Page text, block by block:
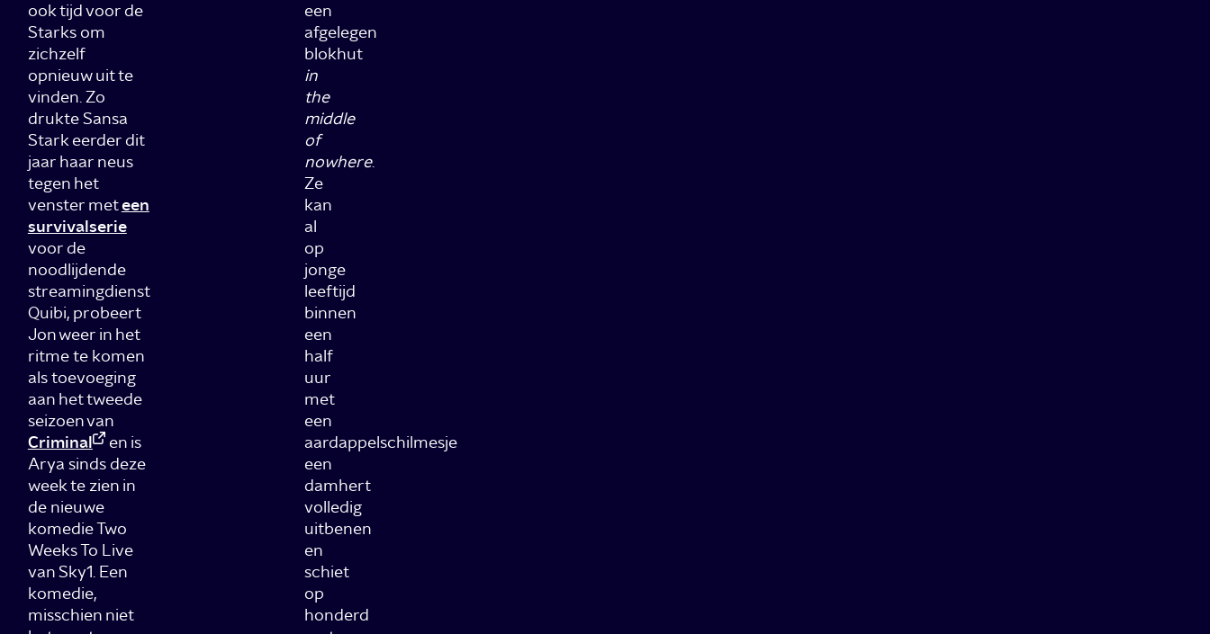
ook tijd voor de
Starks om
zichzelf
opnieuw uit te
vinden. Zo
drukte Sansa
Stark eerder dit
jaar haar neus
tegen het
venster meteen
survivalserie
voor de
noodlijdende
streamingdienst
Quibi, probeert
Jon weer in het
ritme te komen
als toevoeging
aan het tweede
seizoen van
Criminal
en is
Arya sinds deze
week te zien in
de nieuwe
komedie Two
Weeks To Live
van Sky1. Een
komedie,
misschien niet
een
afgelegen
blokhut
in
the
middle
of
nowhere.
Ze
kan
al
op
jonge
leeftijd
binnen
een
half
uur
met
een
aardappelschilmesje
een
damhert
volledig
uitbenen
en
schiet
op
honderd